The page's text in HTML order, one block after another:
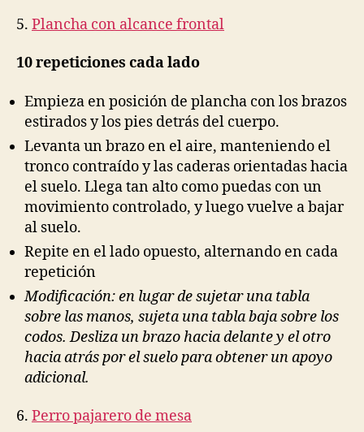
5. Plancha con alcance frontal
10 repeticiones cada lado
Empieza en posición de plancha con los brazos
estirados y los pies detrás del cuerpo.
Levanta un brazo en el aire, manteniendo el
tronco contraído y las caderas orientadas hacia
el suelo. Llega tan alto como puedas con un
movimiento controlado, y luego vuelve a bajar
al suelo.
Repite en el lado opuesto, alternando en cada
repetición
Modificación: en lugar de sujetar una tabla
sobre las manos, sujeta una tabla baja sobre los
codos. Desliza un brazo hacia delante y el otro
hacia atrás por el suelo para obtener un apoyo
adicional.
6. Perro pajarero de mesa